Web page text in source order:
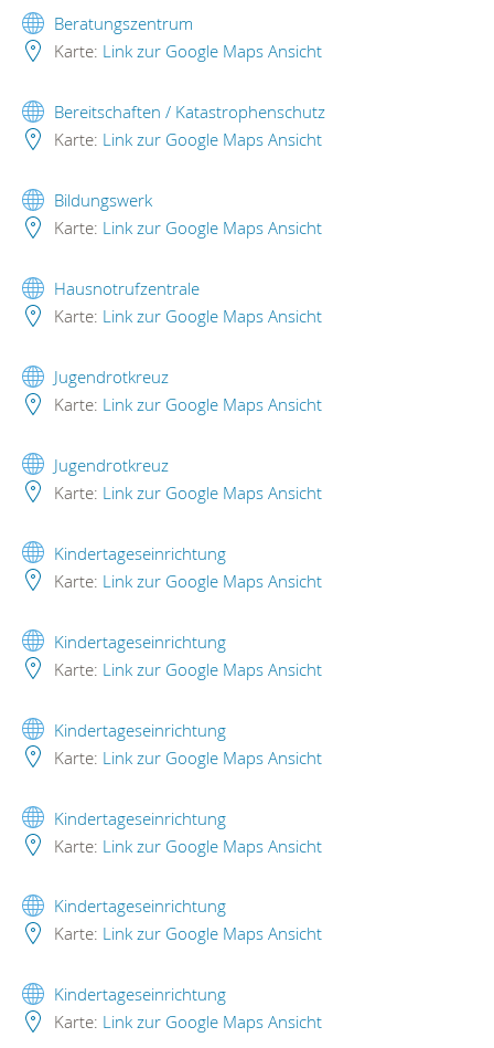
Beratungszentrum
Karte: Link zur Google Maps Ansicht
Bereitschaften / Katastrophenschutz
Karte: Link zur Google Maps Ansicht
Bildungswerk
Karte: Link zur Google Maps Ansicht
Hausnotrufzentrale
Karte: Link zur Google Maps Ansicht
Jugendrotkreuz
Karte: Link zur Google Maps Ansicht
Jugendrotkreuz
Karte: Link zur Google Maps Ansicht
Kindertageseinrichtung
Karte: Link zur Google Maps Ansicht
Kindertageseinrichtung
Karte: Link zur Google Maps Ansicht
Kindertageseinrichtung
Karte: Link zur Google Maps Ansicht
Kindertageseinrichtung
Karte: Link zur Google Maps Ansicht
Kindertageseinrichtung
Karte: Link zur Google Maps Ansicht
Kindertageseinrichtung
Karte: Link zur Google Maps Ansicht